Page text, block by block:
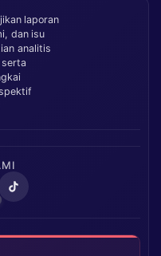
laporan
dan isu
analitis